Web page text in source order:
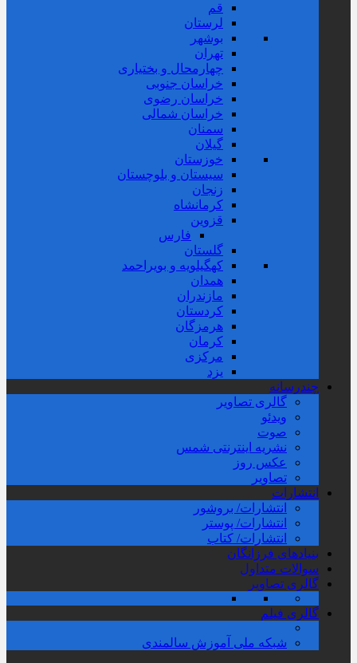
قم
لرستان
بوشهر
تهران
چهارمحال و بختیاری
خراسان جنوبی
خراسان رضوی
خراسان شمالی
سمنان
گیلان
خوزستان
سیستان و بلوچستان
زنجان
کرمانشاه
قزوین
فارس
گلستان
کهگیلویه و بویراحمد
همدان
مازندران
کردستان
هرمزگان
کرمان
مرکزی
یزد
چندرسانه
گالری تصاویر
ویدئو
صوت
نشریه اینترنتی شمس
عکس روز
تصاویر
انتشارات
انتشارات/ بروشور
انتشارات/ پوستر
انتشارات/ کتاب
بنیادهای فرزانگان
سوالات متداول
گالری تصاویر
گالری فیلم
شبکه ملی آموزش سالمندی